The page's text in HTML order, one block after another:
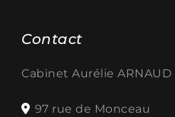
Contact
Cabinet Aurélie ARNAUD
97 rue de Monceau